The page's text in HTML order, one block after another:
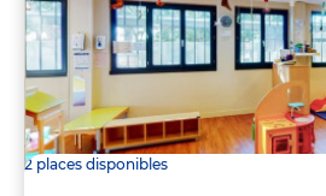
2 places disponibles